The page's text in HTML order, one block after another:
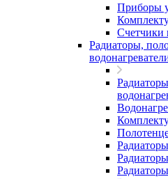
Приборы
Счетчики
Радиаторы,